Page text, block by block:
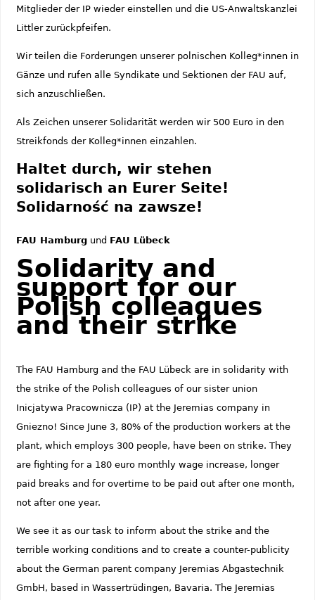
Mitglieder der IP wieder einstellen und die US-Anwaltskanzlei
Littler zurückpfeifen.
Wir teilen die Forderungen unserer polnischen Kolleg*innen in
Gänze und rufen alle Syndikate und Sektionen der FAU auf,
sich anzuschließen.
Als Zeichen unserer Solidarität werden wir 500 Euro in den
Streikfonds der Kolleg*innen einzahlen.
Haltet durch, wir stehen
solidarisch an Eurer Seite!
Solidarność na zawsze!
FAU Hamburgund FAU Lübeck
Solidarity and
support for our
Polish colleagues
and their strike
The FAU Hamburg and the FAU Lübeck are in solidarity with
the strike of the Polish colleagues of our sister union
Inicjatywa Pracownicza (IP) at the Jeremias company in
Gniezno! Since June 3, 80% of the production workers at the
plant, which employs 300 people, have been on strike. They
are fighting for a 180 euro monthly wage increase, longer
paid breaks and for overtime to be paid out after one month,
not after one year.
We see it as our task to inform about the strike and the
terrible working conditions and to create a counter-publicity
about the German parent company Jeremias Abgastechnik
GmbH, based in Wassertrüdingen, Bavaria. The Jeremias